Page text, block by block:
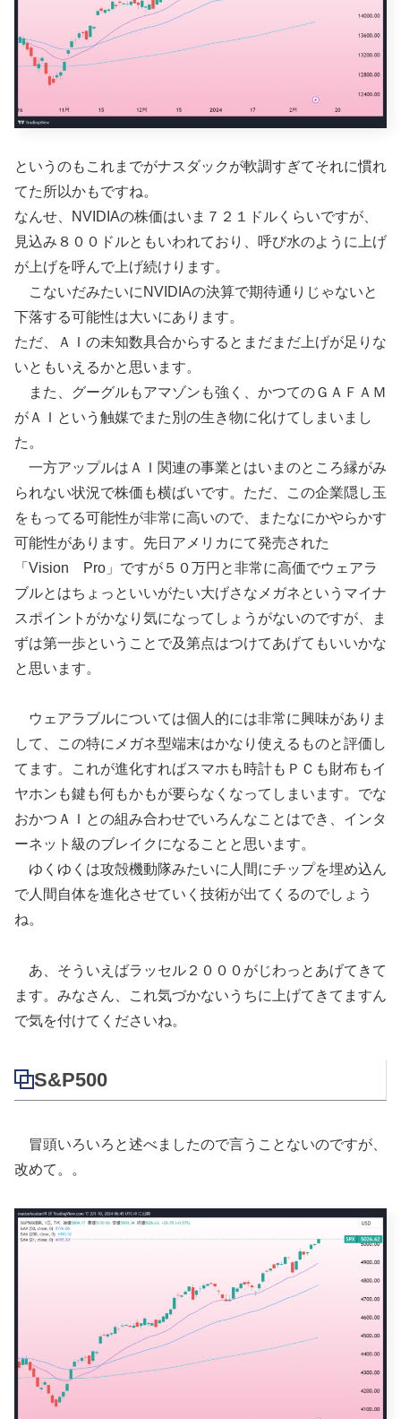
というのもこれまでがナスダックが軟調すぎてそれに慣れ
てた所以かもですね。
なんせ、NVIDIAの株価はいま７２１ドルくらいですが、
見込み８００ドルともいわれており、呼び水のように上げ
が上げを呼んで上げ続けります。
こないだみたいにNVIDIAの決算で期待通りじゃないと
下落する可能性は大いにあります。
ただ、ＡＩの未知数具合からするとまだまだ上げが足りな
いともいえるかと思います。
また、グーグルもアマゾンも強く、かつてのＧＡＦＡＭ
がＡＩという触媒でまた別の生き物に化けてしまいまし
た。
一方アップルはＡＩ関連の事業とはいまのところ縁がみ
られない状況で株価も横ばいです。ただ、この企業隠し玉
をもってる可能性が非常に高いので、またなにかやらかす
可能性があります。先日アメリカにて発売された
「Vision Pro」ですが５０万円と非常に高価でウェアラ
ブルとはちょっといいがたい大げさなメガネというマイナ
スポイントがかなり気になってしょうがないのですが、ま
ずは第一歩ということで及第点はつけてあげてもいいかな
と思います。
ウェアラブルについては個人的には非常に興味がありま
して、この特にメガネ型端末はかなり使えるものと評価し
てます。これが進化すればスマホも時計もＰＣも財布もイ
ヤホンも鍵も何もかもが要らなくなってしまいます。でな
おかつＡＩとの組み合わせでいろんなことはでき、インタ
ーネット級のブレイクになることと思います。
ゆくゆくは攻殻機動隊みたいに人間にチップを埋め込ん
で人間自体を進化させていく技術が出てくるのでしょう
ね。
あ、そういえばラッセル２０００がじわっとあげてきて
ます。みなさん、これ気づかないうちに上げてきてますん
で気を付けてくださいね。
S&P500
冒頭いろいろと述べましたので言うことないのですが、
改めて。。